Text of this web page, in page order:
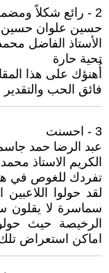
2 - رائع شكلاً ومضموناً
حسين علوان حسين ( 2026 / 7 / 6 -
الأستاذ الفاضل
تحية حارة
أُهنؤك على هذا
فائق الحب والتقدير
3 - احسنت
عبد الرضا حمد جاسم ( 2026 / 7 / 6 -
الكريم الاستاذ
تفردك للغوص في
لقد حولوا
سماسرة لا يقلون
الرخيصة حيث
اماكن استعراض